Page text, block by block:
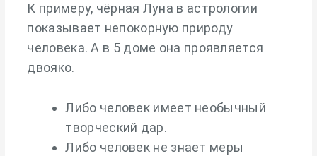
К примеру, чёрная Луна в астрологии
показывает непокорную природу
человека. А в 5 доме она проявляется
двояко.
Либо человек имеет необычный
творческий дар.
Либо человек не знает меры